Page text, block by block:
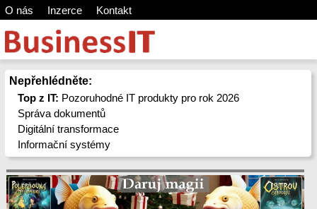
O nás Inzerce Kontakt
Nepřehlédněte:
Top z IT: Pozoruhodné IT produkty pro rok 2026
Správa dokumentů
Digitální transformace
Informační systémy